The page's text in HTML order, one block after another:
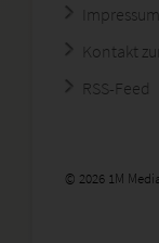
Kontakt
RSS-Feed
© 2026 1M